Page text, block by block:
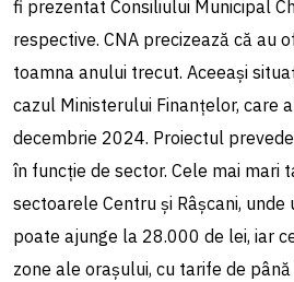
fi prezentat Consiliului Municipal
respective. CNA precizează că au
toamna anului trecut. Aceeași
cazul Ministerului Finanțelor, care
decembrie 2024. Proiectul
în funcție de sector. Cele mai mari
sectoarele Centru și Râșcani,
poate ajunge la 28.000 de lei, iar
zone ale orașului, cu tarife de